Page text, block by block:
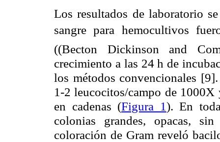
Los resultados de laboratorio
sangre para hemocultivos
((Becton Dickinson and
crecimiento a las 24 h de
los métodos convencionales
1-2 leucocitos/campo de
en cadenas (Figura 1). En
colonias grandes, opacas,
coloración de Gram reveló